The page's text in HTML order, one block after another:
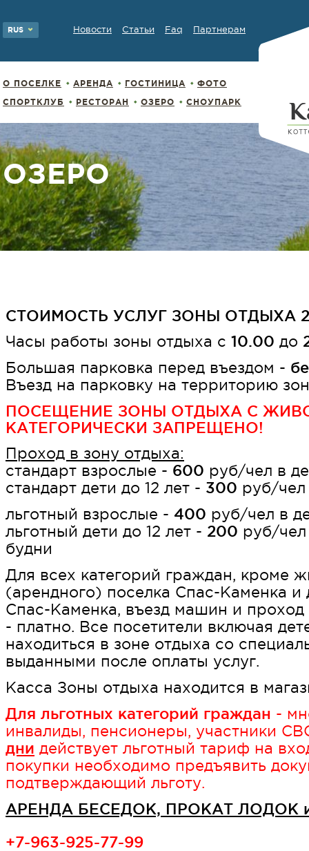
RUS Новости Статьи Faq Партнерам
О ПОСЕЛКЕ АРЕНДА ГОСТИНИЦА ФОТО
СПОРТКЛУБ РЕСТОРАН ОЗЕРО СНОУПАРК
ОЗЕРО
СТОИМОСТЬ УСЛУГ ЗОНЫ ОТДЫХА
Часы работы зоны отдыха с 10.00 до
Большая парковка перед въездом -
Въезд на парковку на территорию
ПОСЕЩЕНИЕ ЗОНЫ ОТДЫХА С
КАТЕГОРИЧЕСКИ ЗАПРЕЩЕНО!
Проход в зону отдыха:
стандарт взрослые - 600 руб/чел в
стандарт дети до 12 лет - 300 руб/чел
льготный взрослые - 400 руб/чел в
льготный дети до 12 лет - 200 руб/чел
будни
Для всех категорий граждан, кроме
(арендного) поселка Спас-Каменка и
Спас-Каменка, въезд машин и проход
- платно. Все посетители включая
находиться в зоне отдыха со
выданными после оплаты услуг.
Касса Зоны отдыха находится в
Для льготных категорий граждан -
инвалиды, пенсионеры, участники
дни действует льготный тариф на
покупки необходимо предъявить
подтверждающий льготу.
АРЕНДА БЕСЕДОК, ПРОКАТ ЛОДОК
+7-963-925-77-99